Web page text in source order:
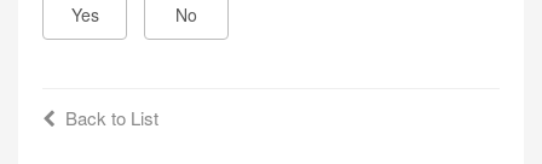
Yes No
Back to List